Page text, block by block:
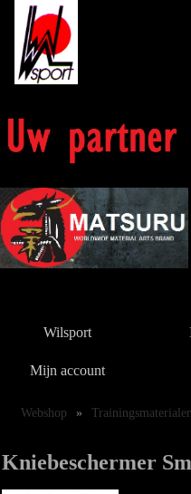
Wilsport
Mijn account
Webshop » Trainingsmaterialen
Kniebeschermer